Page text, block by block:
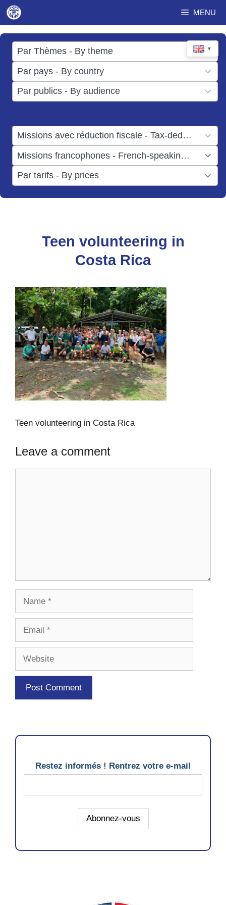
Skip
content
MENU
▼
Par Thèmes - By theme
17
results
available
Par pays - By country
49
results
available
Par publics - By audience
results
Missions avec réduction fiscale - Tax-deductible missions
result
available
Missions francophones - French-speaking missions
result
available
Par tarifs - By prices
results
available
Teen volunteering in
Costa Rica
Teen volunteering in Costa Rica
Leave a comment
Restez informés ! Rentrez votre e-mail